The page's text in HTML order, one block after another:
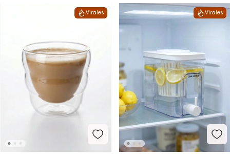
Virales Virales